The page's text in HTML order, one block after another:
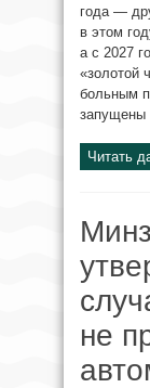
года —
в этом
а с 2027
«золотой
больным
запущены
Читать
не